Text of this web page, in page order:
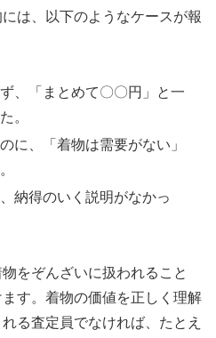
には、以下のようなケースが報
、「まとめて〇〇円」と一
。
に、「着物は需要がない」
納得のいく説明がなかっ
をぞんざいに扱われること
す。着物の価値を正しく理解
る査定員でなければ、たとえ